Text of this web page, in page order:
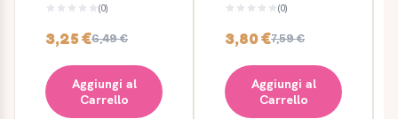
(0)
3,25 €6,49 €
Aggiungi al
Carrello
(0)
3,80 €7,59 €
Aggiungi al
Carrello